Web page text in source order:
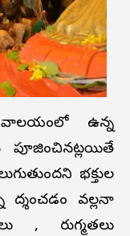
ఉన్న
భక్తుల
వల్లనా
, రుగ్మతలు